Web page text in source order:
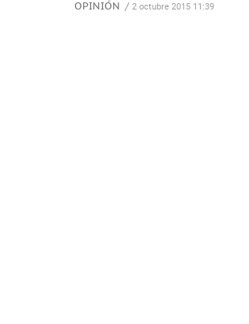
OPINIÓN / 2 octubre 2015 11:39